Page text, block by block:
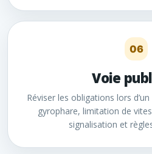
06
Voie
Réviser les obligations lors
gyrophare, limitation de
signalisation et